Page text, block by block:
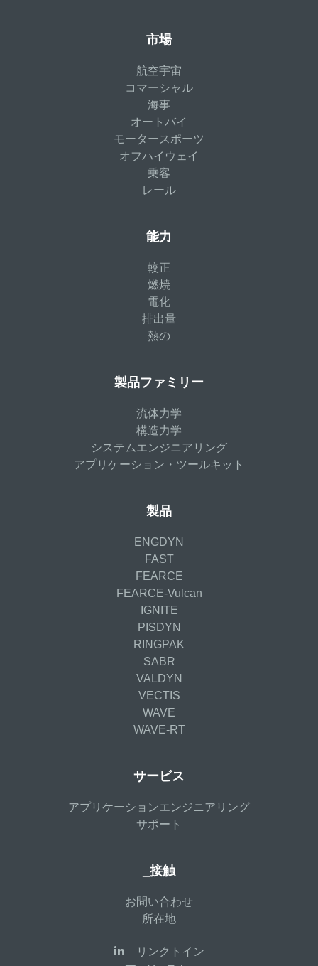
市場
航空宇宙
コマーシャル
海事
オートバイ
モータースポーツ
オフハイウェイ
乗客
レール
能力
較正
燃焼
電化
排出量
熱の
製品ファミリー
流体力学
構造力学
システムエンジニアリング
アプリケーション・ツールキット
製品
ENGDYN
FAST
FEARCE
FEARCE-Vulcan
IGNITE
PISDYN
RINGPAK
SABR
VALDYN
VECTIS
WAVE
WAVE-RT
サービス
アプリケーションエンジニアリング
サポート
_接触
お問い合わせ
所在地
リンクトイン